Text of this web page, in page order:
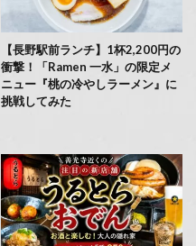
【長野駅前ランチ】1杯2,200円の
衝撃！「Ramen 一水」の限定メ
ニュー『桃の冷やしラーメン』に
挑戦してみた